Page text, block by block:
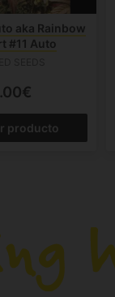
aka Rainbow
#11 Auto
producto